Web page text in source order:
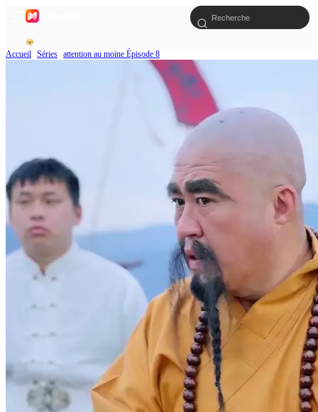
Accueil Séries attention au moine Épisode 8